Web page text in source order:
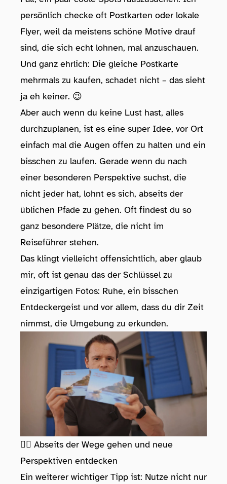
persönlich checke oft Postkarten oder lokale
Flyer, weil da meistens schöne Motive drauf
sind, die sich echt lohnen, mal anzuschauen.
Und ganz ehrlich: Die gleiche Postkarte
mehrmals zu kaufen, schadet nicht – das sieht
ja eh keiner. 😉
Aber auch wenn du keine Lust hast, alles
durchzuplanen, ist es eine super Idee, vor Ort
einfach mal die Augen offen zu halten und ein
bisschen zu laufen. Gerade wenn du nach
einer besonderen Perspektive suchst, die
nicht jeder hat, lohnt es sich, abseits der
üblichen Pfade zu gehen. Oft findest du so
ganz besondere Plätze, die nicht im
Reiseführer stehen.
Das klingt vielleicht offensichtlich, aber glaub
mir, oft ist genau das der Schlüssel zu
einzigartigen Fotos: Ruhe, ein bisschen
Entdeckergeist und vor allem, dass du dir Zeit
nimmst, die Umgebung zu erkunden.
🚶‍♂️ Abseits der Wege gehen und neue
Perspektiven entdecken
Ein weiterer wichtiger Tipp ist: Nutze nicht nur